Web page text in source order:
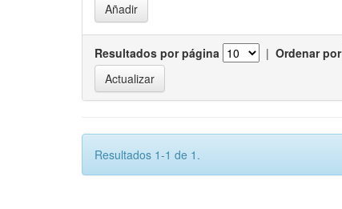
Resultados por página | Ordenar por
Resultados 1-1 de 1.